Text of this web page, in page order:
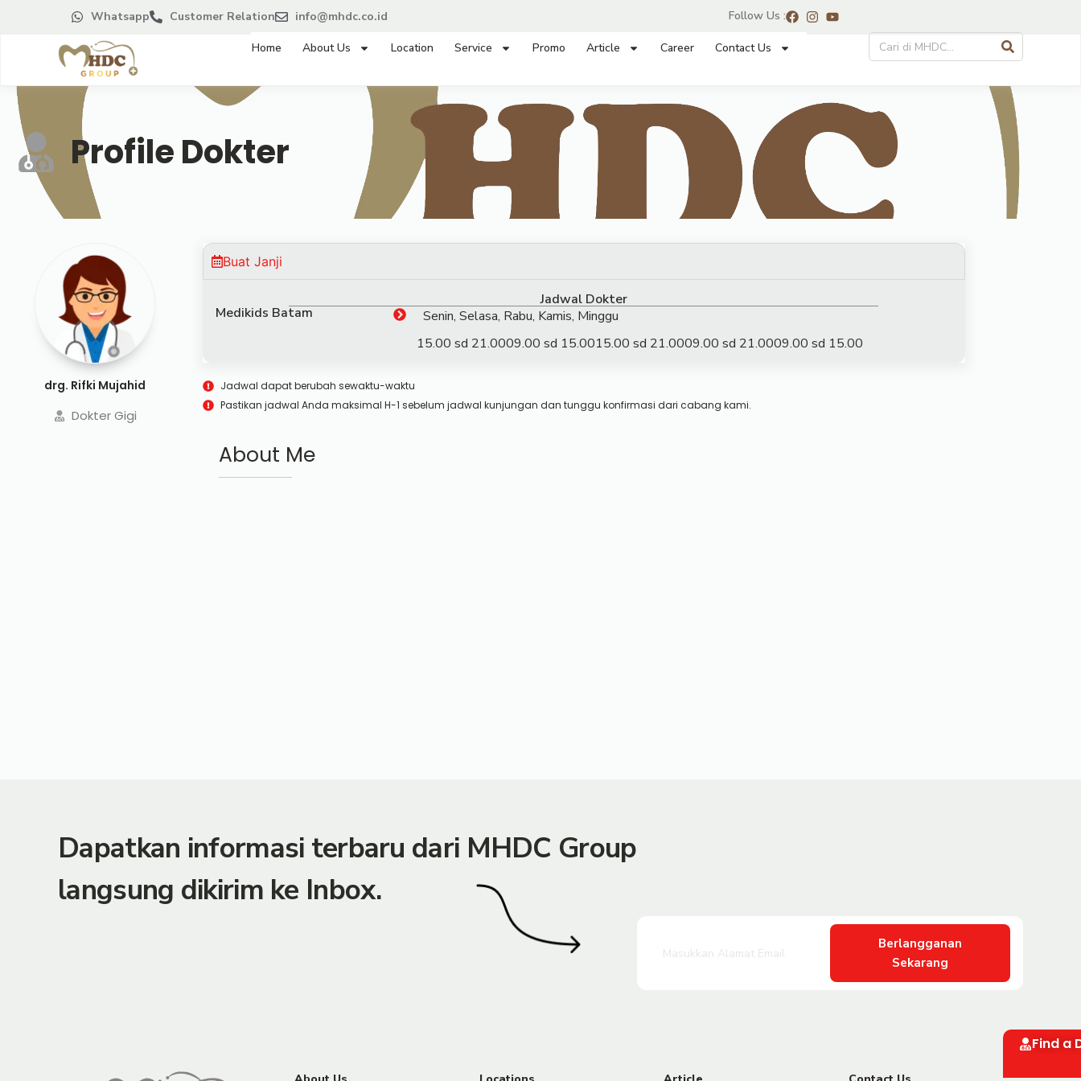
Whatsapp Customer Relation info@mhdc.co.id Follow Us :
Home About Us Location Service Promo Article Career Contact Us
Profile Dokter
drg. Rifki Mujahid
Dokter Gigi
Buat Janji
Jadwal Dokter
Medikids Batam
Senin, Selasa, Rabu, Kamis, Minggu
15.00 sd 21.0009.00 sd 15.0015.00 sd 21.0009.00 sd 21.0009.00 sd 15.00
Jadwal dapat berubah sewaktu-waktu
Pastikan jadwal Anda maksimal H-1 sebelum jadwal kunjungan dan tunggu konfirmasi dari cabang kami.
About Me
Dapatkan informasi terbaru dari MHDC Group
langsung dikirim ke Inbox.
Berlangganan
Sekarang
Find a